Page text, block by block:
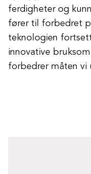
ferdigheter og
fører til forbedret
teknologien
innovative
forbedrer måten vi